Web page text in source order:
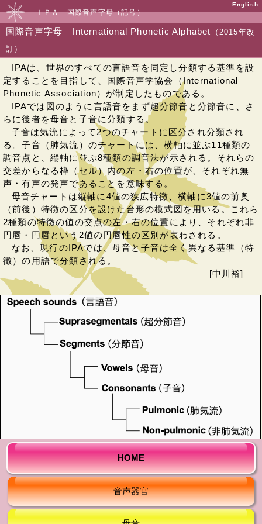
ＩＰＡ 国際音声字母（記号）
English
HOME
音声器官
国際音声字母 International Phonetic Alphabet
（2015年改
訂）
IPAは、世界のすべての言語音を同定し分類する基準を設
定することを目指して、国際音声学協会（International
Phonetic Association）が制定したものである。
IPAでは図のように言語音をまず超分節音と分節音に、さ
らに後者を母音と子音に分類する。
子音は気流によって2つのチャートに区分され分類され
る。子音（肺気流）のチャートには、横軸に並ぶ11種類の
調音点と、縦軸に並ぶ8種類の調音法が示される。それらの
交差からなる枠（セル）内の左・右の位置が、それぞれ無
声・有声の発声であることを意味する。
母音チャートは縦軸に4値の狭広特徴、横軸に3値の前奥
（前後）特徴の区分を設けた台形の模式図を用いる。これら
2種類の特徴の値の交点の左・右の位置により、それぞれ非
円唇・円唇という2値の円唇性の区別が表わされる。
なお、現行のIPAでは、母音と子音は全く異なる基準（特
徴）の用語で分類される。
[中川裕]